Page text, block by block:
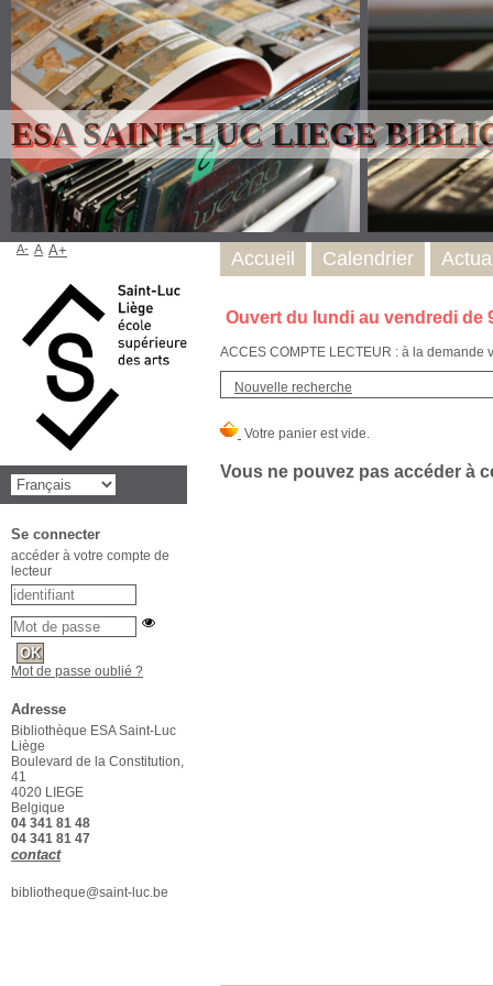
ESA SAINT-LUC LIEGE
Ouvert du lundi au vendredi de
ACCES COMPTE LECTEUR : à la
Nouvelle recherche
Vous ne pouvez pas accéder à
Accueil Calendrier
A- A A+
Se connecter
accéder à votre compte de
lecteur
Mot de passe oublié ?
Adresse
Bibliothèque ESA Saint-Luc
Liège
Boulevard de la Constitution,
41
4020 LIEGE
Belgique
04 341 81 48
04 341 81 47
contact
bibliotheque@saint-luc.be